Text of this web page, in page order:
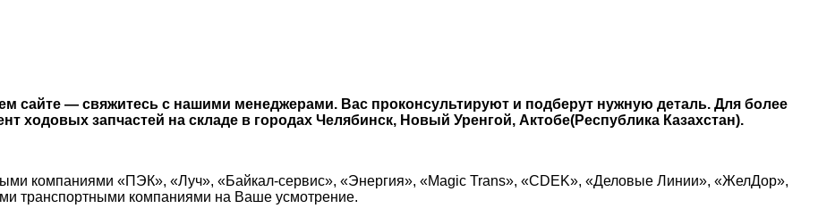
сайте — свяжитесь с нашими менеджерами. Вас проконсультируют и подберут нужную деталь. Для более
ходовых запчастей на складе в городах Челябинск, Новый Уренгой, Актобе(Республика Казахстан).
компаниями «ПЭК», «Луч», «Байкал-сервис», «Энергия», «Magic Trans», «CDEK», «Деловые Линии», «ЖелДор»,
транспортными компаниями на Ваше усмотрение.